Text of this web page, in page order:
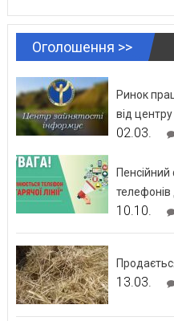
Оголошення >>
Ринок
від центру
02.03.
10.10.
13.03.